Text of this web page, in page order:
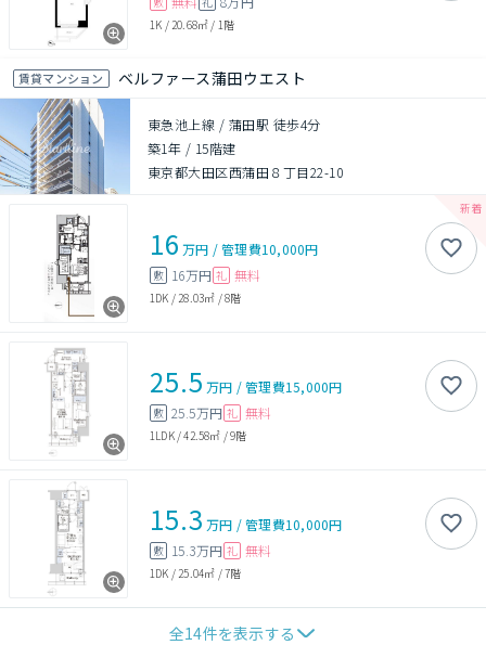
1K / 20.68㎡ / 1階
賃貸マンション ベルファース蒲田ウエスト
東急池上線 / 蒲田駅 徒歩4分
築1年 / 15階建
東京都大田区西蒲田８丁目22-10
16 万円 /管理費10,000円
敷 16万円 礼 無料
1DK / 28.03㎡ /8階
25.5 万円 /管理費15,000円
敷 25.5万円 礼 無料
1LDK/42.58㎡ /9階
15.3 万円 /管理費10,000円
敷 15.3万円 礼 無料
1DK / 25.04㎡ /7階
全14件を表示する